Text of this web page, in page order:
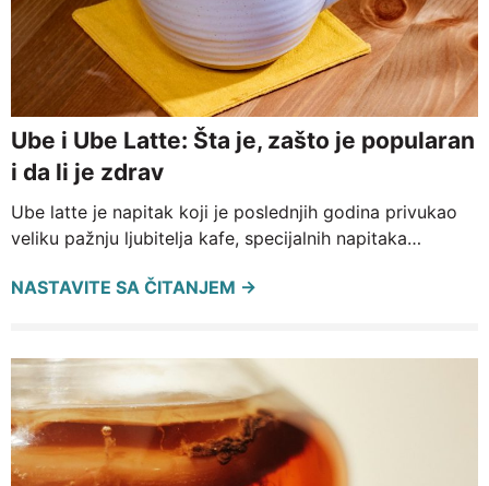
Ube i Ube Latte: Šta je, zašto je popularan
i da li je zdrav
Ube latte je napitak koji je poslednjih godina privukao
veliku pažnju ljubitelja kafe, specijalnih napitaka…
NASTAVITE SA ČITANJEM →